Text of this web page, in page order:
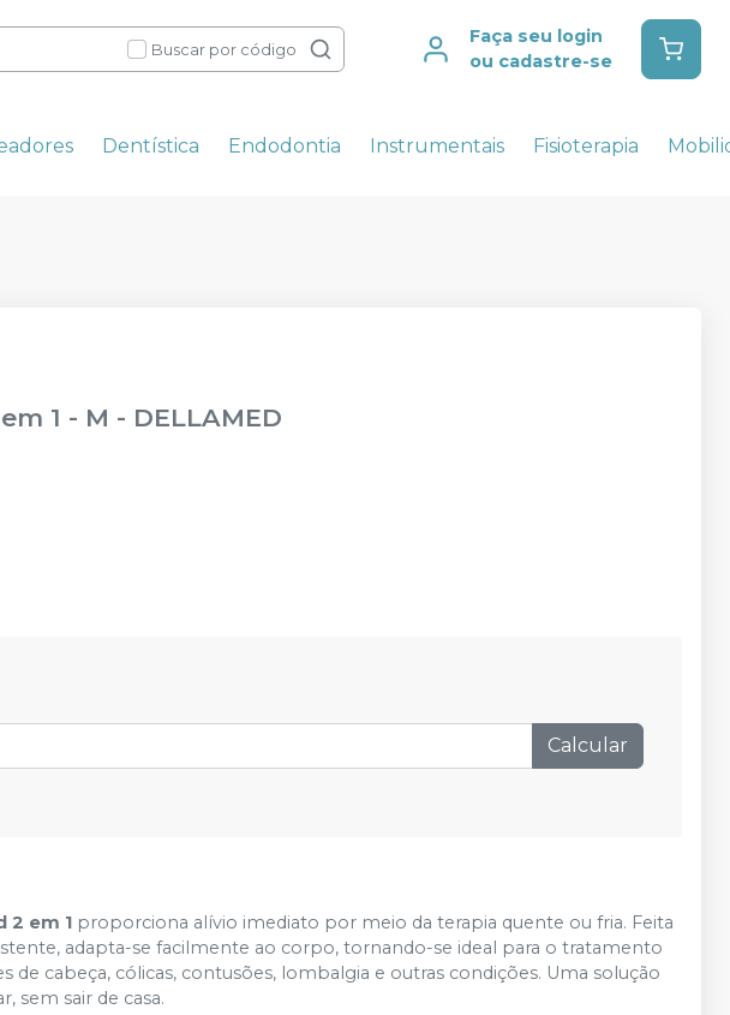
Buscar por código
Faça seu login
ou cadastre-se
Dentística Endodontia Instrumentais Fisioterapia
1 - M - DELLAMED
Calcular
2 em 1 proporciona alívio imediato por meio da terapia quente ou fria. Feita
adapta-se facilmente ao corpo, tornando-se ideal para o tratamento
de cabeça, cólicas, contusões, lombalgia e outras condições. Uma solução
sem sair de casa.